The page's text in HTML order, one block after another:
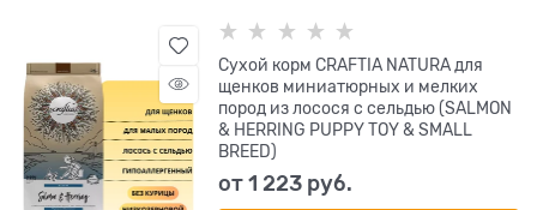
Сухой корм CRAFTIA NATURA для
щенков миниатюрных и мелких
пород из лосося с сельдью (SALMON
& HERRING PUPPY TOY & SMALL
BREED)
от1 223 руб.